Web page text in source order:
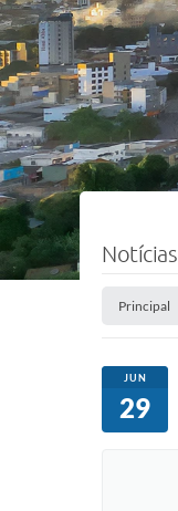
Notícias
Principal
JUN
29